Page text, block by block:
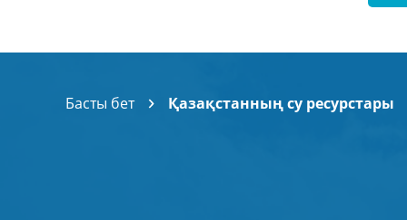
Басты бет Қазақстанның су ресурстары